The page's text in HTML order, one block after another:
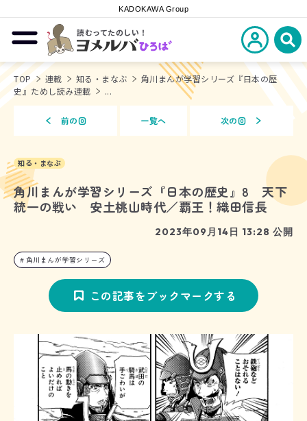
KADOKAWA Group
メニューを開閉する
読むってたのしい！
ヨメルバひろば
新規会員登
検
TOP 連載 知る・まなぶ
角川まんが学習シリーズ『日本の歴
史』ためし読み連載
...
前の回 一覧へ 次の回
知る・まなぶ
角川まんが学習シリーズ『日本の歴史』8 天下
統一の戦い 安土桃山時代／覇王！織田信長
2023年09月14日 13:28 公開
角川まんが学習シリーズ
この記事をブックマークする